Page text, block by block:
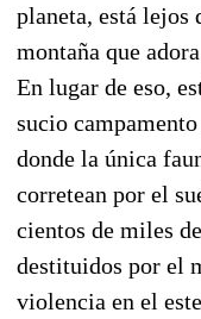
planeta, está lejos
montaña que
En lugar de eso,
sucio campamento
donde la única
corretean por el
cientos de miles
destituidos por el
violencia en el